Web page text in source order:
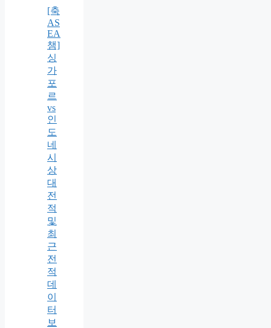
[축
AS
EA
챔]
싱
가
포
르
vs
인
도
네
시
상
대
전
적
및
최
근
전
적
데
이
터
보